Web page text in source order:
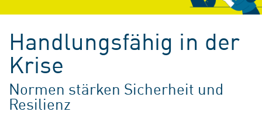
Handlungsfähig in der
Krise
Normen stärken Sicherheit und
Resilienz